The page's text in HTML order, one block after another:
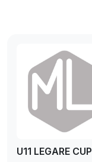
U11 LEGARE CUP